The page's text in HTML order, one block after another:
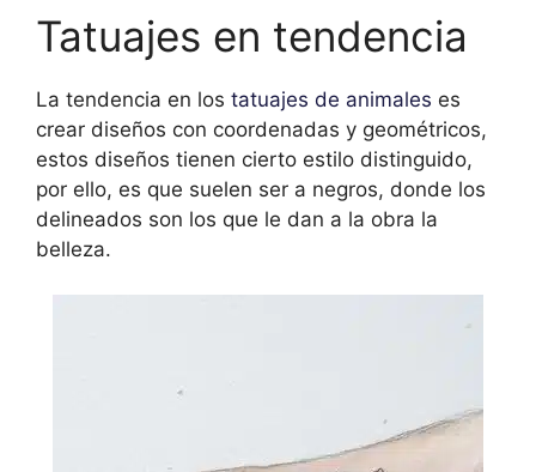
Tatuajes en tendencia
La tendencia en los tatuajes de animales es
crear diseños con coordenadas y geométricos,
estos diseños tienen cierto estilo distinguido,
por ello, es que suelen ser a negros, donde los
delineados son los que le dan a la obra la
belleza.